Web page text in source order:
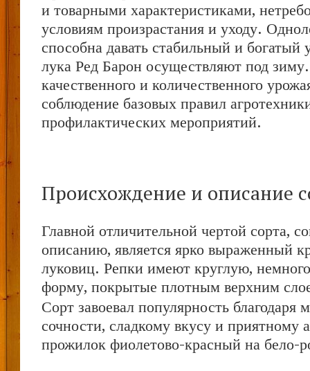
и товарными характеристиками,
условиям произрастания и уходу.
способна давать стабильный и
лука Ред Барон осуществляют под
качественного и количественного
соблюдение базовых правил
профилактических мероприятий.
Происхождение и описание
Главной отличительной чертой сорта,
описанию, является ярко выраженный
луковиц. Репки имеют круглую,
форму, покрытые плотным верхним
Сорт завоевал популярность благодаря
сочности, сладкому вкусу и приятному
прожилок фиолетово-красный на бело-